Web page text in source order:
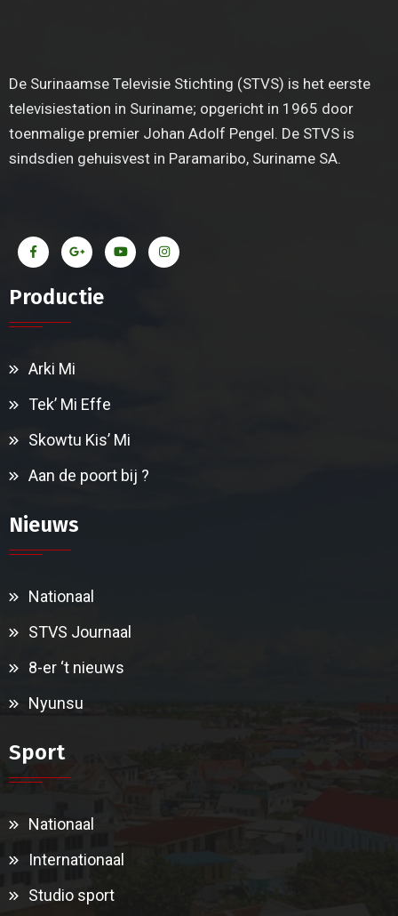
De Surinaamse Televisie Stichting (STVS) is het eerste
televisiestation in Suriname; opgericht in 1965 door
toenmalige premier Johan Adolf Pengel. De STVS is
sindsdien gehuisvest in Paramaribo, Suriname SA.
Productie
Arki Mi
Tek’ Mi Effe
Skowtu Kis’ Mi
Aan de poort bij ?
Nieuws
Nationaal
STVS Journaal
8-er ‘t nieuws
Nyunsu
Sport
Nationaal
Internationaal
Studio sport